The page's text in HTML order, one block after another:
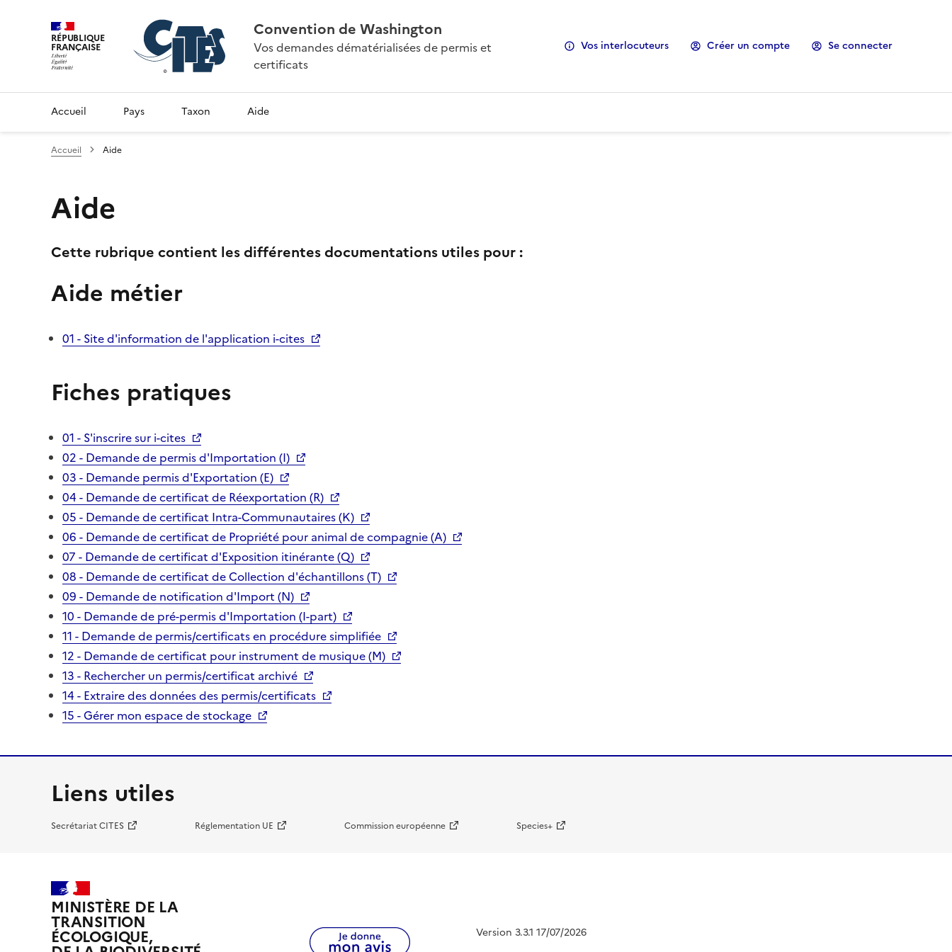
RÉPUBLIQUE
FRANÇAISE
Convention de Washington
Vos demandes dématérialisées de permis et
certificats
Vos interlocuteurs Créer un compte Se connecter
Accueil Pays Taxon Aide
Accueil Aide
Aide
Cette rubrique contient les différentes documentations utiles pour :
Aide métier
01 - Site d'information de l'application i-cites
Fiches pratiques
01 - S'inscrire sur i-cites
02 - Demande de permis d'Importation (I)
03 - Demande permis d'Exportation (E)
04 - Demande de certificat de Réexportation (R)
05 - Demande de certificat Intra-Communautaires (K)
06 - Demande de certificat de Propriété pour animal de compagnie (A)
07 - Demande de certificat d'Exposition itinérante (Q)
08 - Demande de certificat de Collection d'échantillons (T)
09 - Demande de notification d'Import (N)
10 - Demande de pré-permis d'Importation (I-part)
11 - Demande de permis/certificats en procédure simplifiée
12 - Demande de certificat pour instrument de musique (M)
13 - Rechercher un permis/certificat archivé
14 - Extraire des données des permis/certificats
15 - Gérer mon espace de stockage
Liens utiles
Secrétariat CITES Réglementation UE Commission européenne Species+
MINISTÈRE DE LA
TRANSITION
ÉCOLOGIQUE, Version 3.3.1 17/07/2026